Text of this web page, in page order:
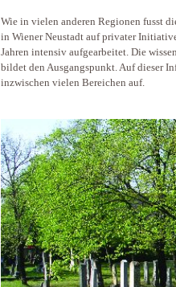
Wie in vielen anderen Regionen fusst
in Wiener Neustadt auf privater
Jahren intensiv aufgearbeitet. Die
bildet den Ausgangspunkt. Auf dieser
inzwischen vielen Bereichen auf.